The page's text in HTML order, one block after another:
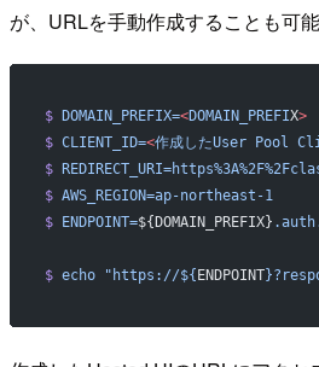
が、URLを手動作成することも可能
$ DOMAIN_PREFIX=<DOMAIN_PREFIX>
$ CLIENT_ID=<作成したUser Pool
$
$ AWS_REGION=ap-northeast-1
$ ENDPOINT=${DOMAIN_PREFIX}
$ echo "https://${ ENDPOINT